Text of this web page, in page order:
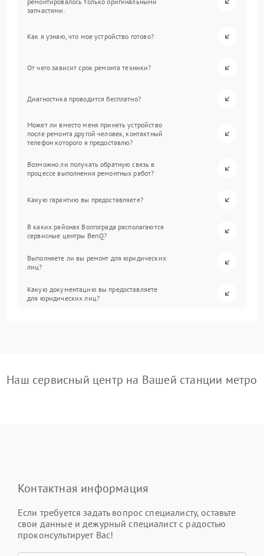
запчастями.
Как я узнаю, что мое устройство готово?
От чего зависит срок ремонта техники?
Диагностика проводится бесплатно?
Может ли вместо меня принять устройство
после ремонта другой человек, контактный
телефон которого я предоставлю?
Возможно ли получать обратную связь в
процессе выполнения ремонтных работ?
Какую гарантию вы предоставляете?
В каких районах Волгограда располагаются
сервисные центры BenQ?
Выполняете ли вы ремонт для юридических
лиц?
Какую документацию вы предоставляете
для юридических лиц?
Наш сервисный центр на Вашей станции метро
Контактная информация
Если требуется задать вопрос специалисту, оставьте
свои данные и дежурный специалист с радостью
проконсультирует Вас!